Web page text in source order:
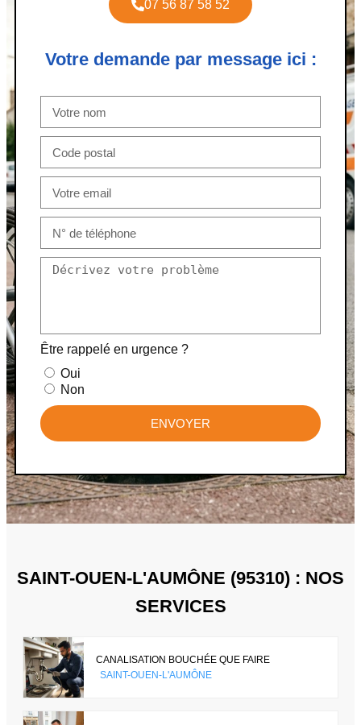
07 56 87 58 52
Votre demande par message ici :
Être rappelé en urgence ?
Oui
Non
ENVOYER
SAINT-OUEN-L'AUMÔNE (95310) : NOS
SERVICES
CANALISATION BOUCHÉE QUE FAIRE
SAINT-OUEN-L'AUMÔNE